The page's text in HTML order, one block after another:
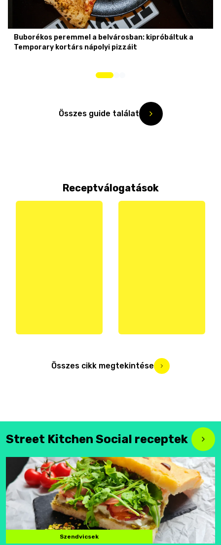
Buborékos peremmel a belvárosban: kipróbáltuk a
Temporary kortárs nápolyi pizzáit
Összes guide találat
Receptválogatások
Összes cikk megtekintése
Street Kitchen Social receptek
Szendvicsek